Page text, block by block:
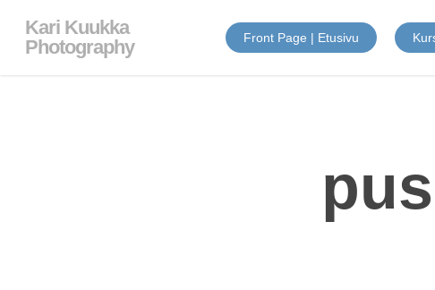
main
Kari Kuukka
Photography
Front Page | Etusivu